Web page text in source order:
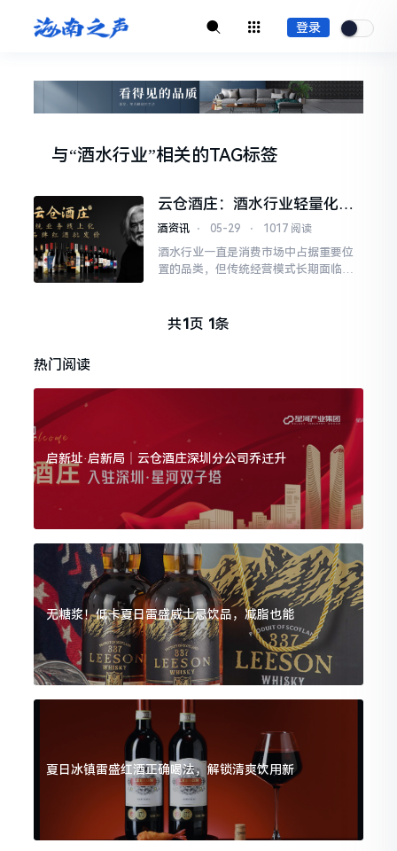
登录
与“酒水行业”相关的TAG标签
云仓酒庄：酒水行业轻量化经
营的一种新思路
酒资讯 ⋅ 05-29 ⋅ 1017 阅读
酒水行业一直是消费市场中占据重要位
置的品类，但传统经营模式长期面临几
长。对于想要进入这一领域
共1 页 1 条
热门阅读
启新址·启新局｜云仓酒庄深圳分公司乔迁升
无糖浆！低卡夏日雷盛威士忌饮品，减脂也能
夏日冰镇雷盛红酒正确喝法，解锁清爽饮用新